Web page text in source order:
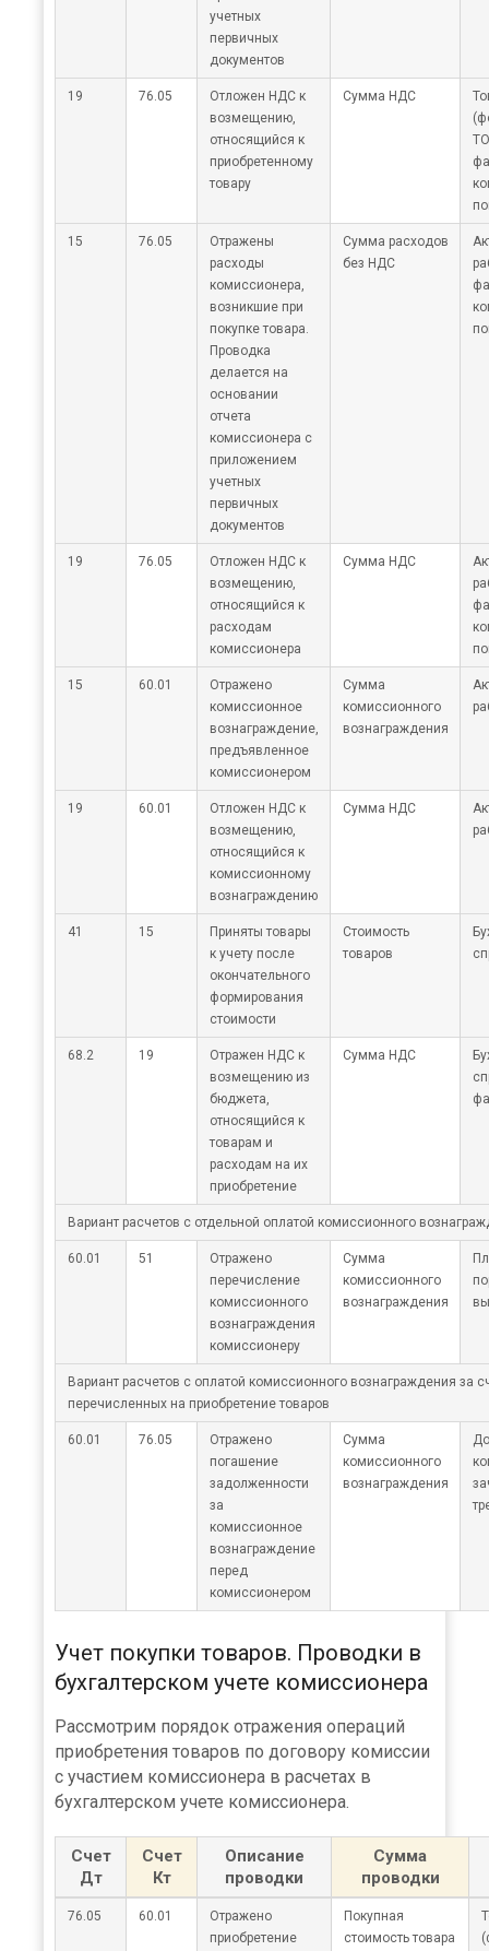
учетных
первичных
документов
19 76.05
Отложен НДС к
возмещению,
относящийся к
приобретенному
товару
Сумма НДС
15 76.05
Отражены
расходы
комиссионера,
возникшие при
покупке товара.
Проводка
делается на
основании
отчета
комиссионера с
приложением
учетных
первичных
документов
Сумма расходов
без НДС
19 76.05
Отложен НДС к
возмещению,
относящийся к
расходам
комиссионера
Сумма НДС
15 60.01
Отражено
комиссионное
вознаграждение,
предъявленное
комиссионером
Сумма
комиссионного
вознаграждения
19 60.01
Отложен НДС к
возмещению,
относящийся к
комиссионному
вознаграждению
Сумма НДС
41 15
Приняты товары
к учету после
окончательного
формирования
стоимости
Стоимость
товаров
68.2 19
Отражен НДС к
возмещению из
бюджета,
относящийся к
товарам и
расходам на их
приобретение
Сумма НДС
Вариант расчетов с отдельной оплатой комиссионного
60.01 51
Отражено
перечисление
комиссионного
вознаграждения
комиссионеру
Сумма
комиссионного
вознаграждения
Вариант расчетов с оплатой комиссионного вознаграждения за
перечисленных на приобретение товаров
60.01 76.05
Отражено
погашение
задолженности
за
комиссионное
вознаграждение
перед
комиссионером
Сумма
комиссионного
вознаграждения
Учет покупки товаров. Проводки в
бухгалтерском учете комиссионера
Рассмотрим порядок отражения операций
приобретения товаров по договору комиссии
с участием комиссионера в расчетах в
бухгалтерском учете комиссионера.
Счет
Дт
Счет
Кт
Описание
проводки
Сумма
проводки
76.05 60.01
Отражено
приобретение
Покупная
стоимость товара